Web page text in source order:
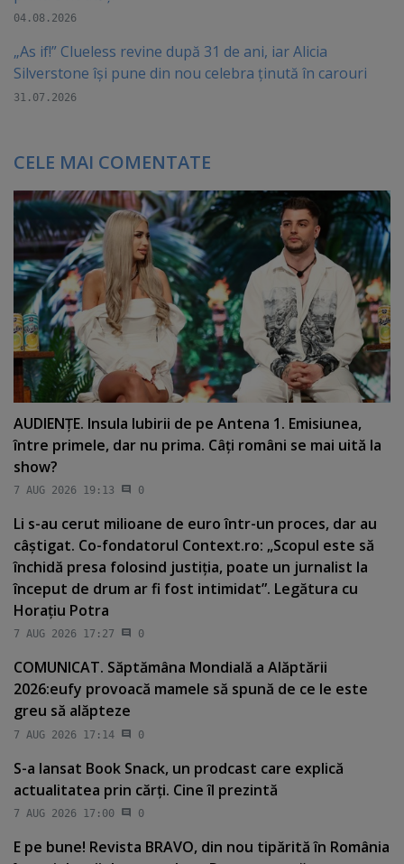
04.08.2026
„As if!” Clueless revine după 31 de ani, iar Alicia
Silverstone își pune din nou celebra ținută în carouri
31.07.2026
CELE MAI COMENTATE
AUDIENŢE. Insula Iubirii de pe Antena 1. Emisiunea,
între primele, dar nu prima. Câţi români se mai uită la
show?
7 AUG 2026 19:13 0
Li s-au cerut milioane de euro într-un proces, dar au
câştigat. Co-fondatorul Context.ro: „Scopul este să
închidă presa folosind justiţia, poate un jurnalist la
început de drum ar fi fost intimidat”. Legătura cu
Horaţiu Potra
7 AUG 2026 17:27 0
COMUNICAT. Săptămâna Mondială a Alăptării
2026:eufy provoacă mamele să spună de ce le este
greu să alăpteze
7 AUG 2026 17:14 0
S-a lansat Book Snack, un prodcast care explică
actualitatea prin cărţi. Cine îl prezintă
7 AUG 2026 17:00 0
E pe bune! Revista BRAVO, din nou tipărită în România